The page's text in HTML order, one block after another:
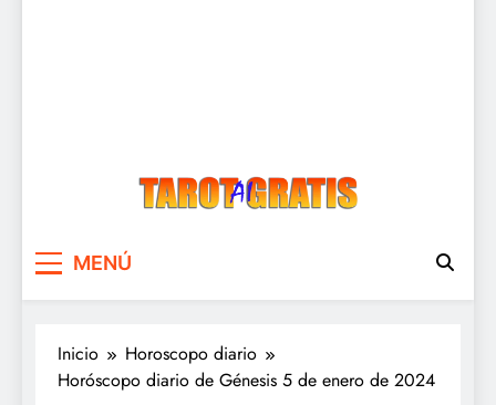
MENÚ
Inicio
Horoscopo diario
Horóscopo diario de Génesis 5 de enero de 2024